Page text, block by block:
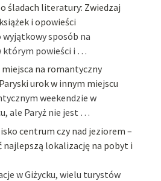
śladach literatury: Zwiedzaj
i opowieści
sposób na
którym powieści i …
na romantyczny
urok w innym miejscu
weekendzie w
ale Paryż nie jest …
centrum czy nad jeziorem –
najlepszą lokalizację na pobyt i
w Giżycku, wielu turystów